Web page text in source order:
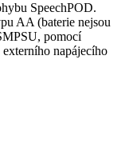
SpeechPOD.
AA (baterie nejsou
pomocí
napájecího